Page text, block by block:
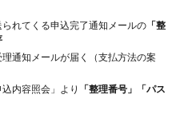
れてくる申込完了通知メールの 「整
通知メールが届く（支払方法の案
内容照会」より
「整理番号」「パス